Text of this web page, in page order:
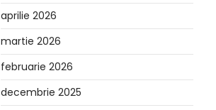
aprilie 2026
martie 2026
februarie 2026
decembrie 2025